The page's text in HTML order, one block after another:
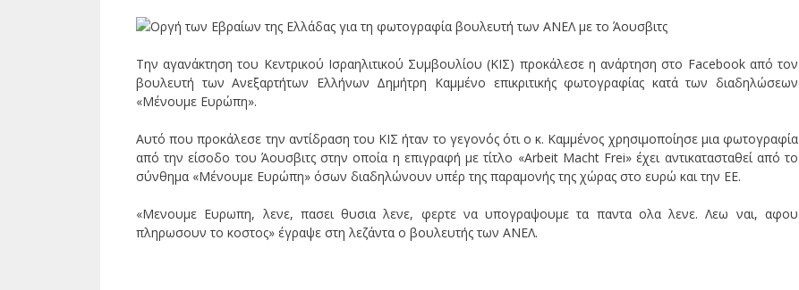
Την αγανάκτηση του Κεντρικού Ισραηλιτικού Συμβουλίου (ΚΙΣ) προκάλεσε η ανάρτηση στο Facebook από τον
βουλευτή των Ανεξαρτήτων Ελλήνων Δημήτρη Καμμένο επικριτικής φωτογραφίας κατά των διαδηλώσεων
«Μένουμε Ευρώπη».
Αυτό που προκάλεσε την αντίδραση του ΚΙΣ ήταν το γεγονός ότι ο κ. Καμμένος χρησιμοποίησε μια φωτογραφία
από την είσοδο του Άουσβιτς στην οποία η επιγραφή με τίτλο «Arbeit Macht Frei» έχει αντικατασταθεί από το
σύνθημα «Μένουμε Ευρώπη» όσων διαδηλώνουν υπέρ της παραμονής της χώρας στο ευρώ και την ΕΕ.
«Μενουμε Ευρωπη, λενε, πασει θυσια λενε, φερτε να υπογραψουμε τα παντα ολα λενε. Λεω ναι, αφου
πληρωσουν το κοστος» έγραψε στη λεζάντα ο βουλευτής των ΑΝΕΛ.